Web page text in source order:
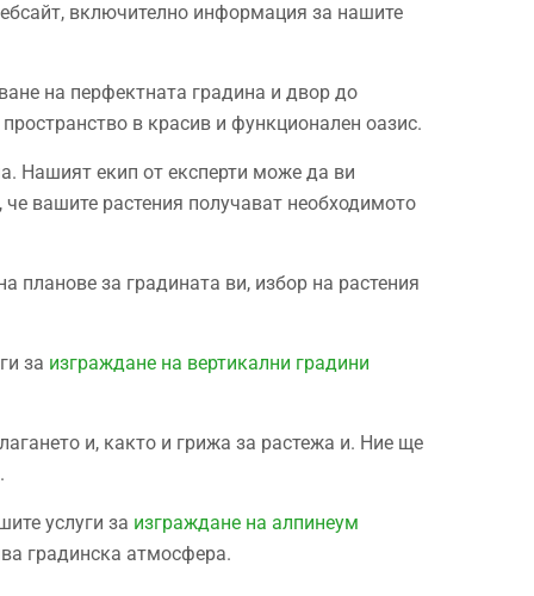
включително информация за нашите
на перфектната градина и двор до
в красив и функционален оазис.
Нашият екип от експерти може да ви
вашите растения получават необходимото
планове за градината ви, избор на растения
за изграждане на вертикални градини
и, както и грижа за растежа и. Ние ще
услуги за изграждане на алпинеум
градинска атмосфера.